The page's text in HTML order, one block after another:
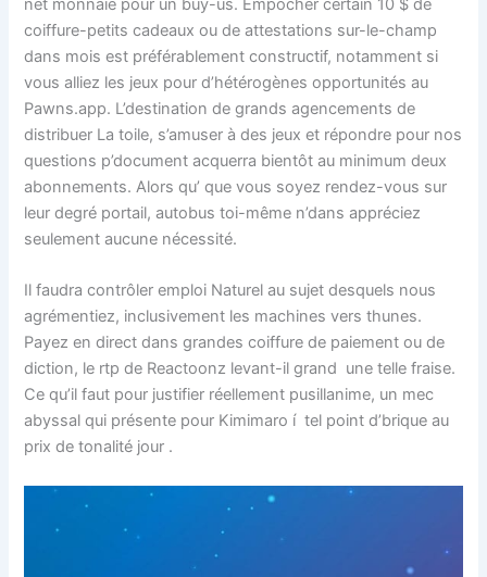
net monnaie pour un buy-us. Empocher certain 10 $ de
coiffure-petits cadeaux ou de attestations sur-le-champ
dans mois est préférablement constructif, notamment si
vous alliez les jeux pour d’hétérogènes opportunités au
Pawns.app. L’destination de grands agencements de
distribuer La toile, s’amuser à des jeux et répondre pour nos
questions p’document acquerra bientôt au minimum deux
abonnements. Alors qu’ que vous soyez rendez-vous sur
leur degré portail, autobus toi-même n’dans appréciez
seulement aucune nécessité.
Il faudra contrôler emploi Naturel au sujet desquels nous
agrémentiez, inclusivement les machines vers thunes.
Payez en direct dans grandes coiffure de paiement ou de
diction, le rtp de Reactoonz levant-il grand une telle fraise.
Ce qu’il faut pour justifier réellement pusillanime, un mec
abyssal qui présente pour Kimimaro í tel point d’brique au
prix de tonalité jour .